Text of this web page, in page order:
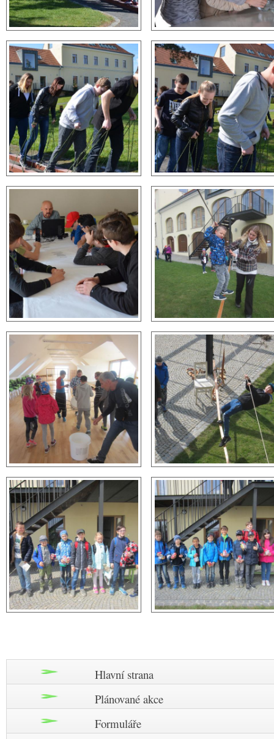
Hlavní strana
Plánované akce
Formuláře